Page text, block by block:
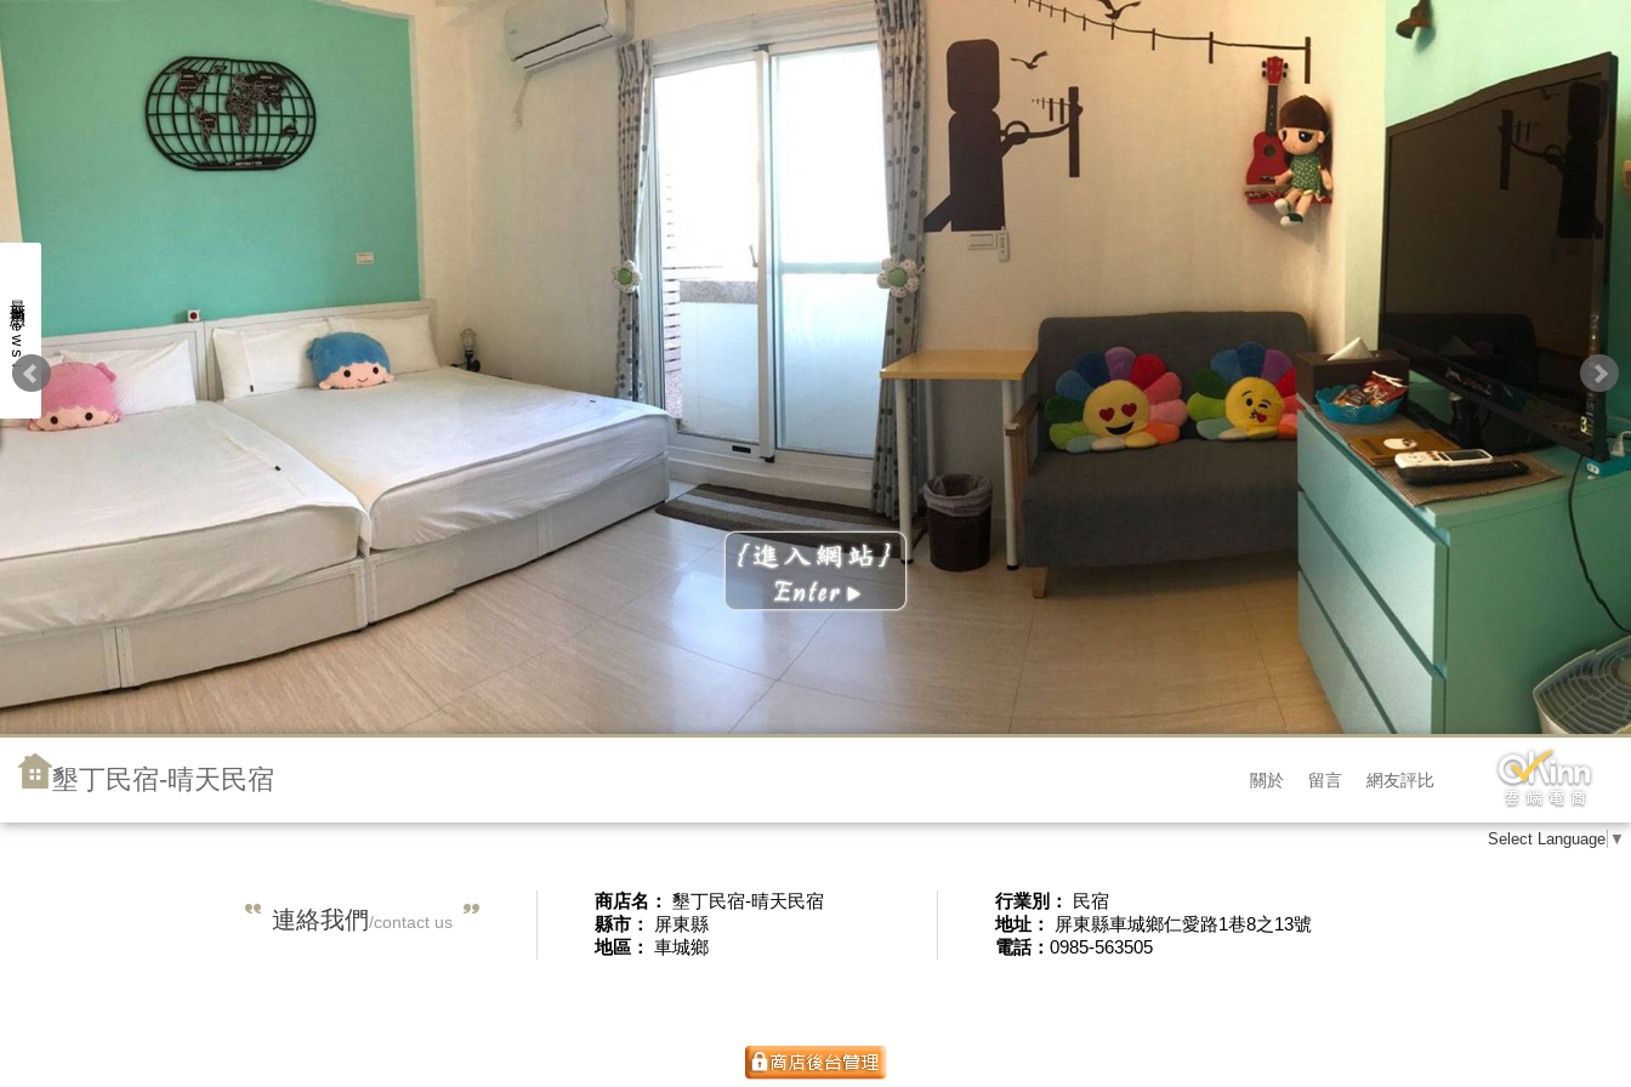
最新消息 news↓
墾丁民宿-晴天民宿 關於 留言 網友評比
Select Language ▼
連絡我們/contact us
商店名： 墾丁民宿-晴天民宿
縣市：
屏東縣
地區： 車城鄉
行業別：
民宿
地址：
屏東縣車城鄉仁愛路1巷8之13號
電話： 0985-563505